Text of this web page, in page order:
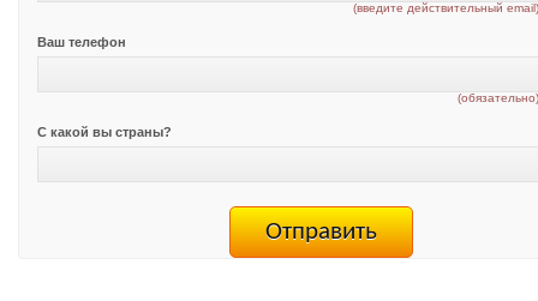
(введите действительный
Ваш телефон
С какой вы страны?